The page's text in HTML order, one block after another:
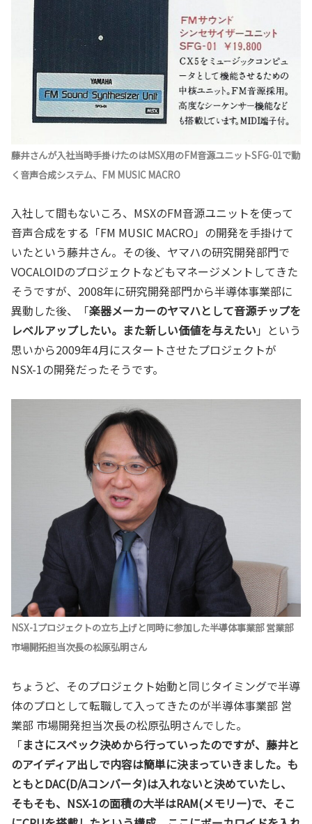
藤井さんが入社当時手掛けたのはMSX用のFM音源ユニットSFG-01で動
く音声合成システム、FM MUSIC MACRO
入社して間もないころ、MSXのFM音源ユニットを使って
音声合成をする「FM MUSIC MACRO」の開発を手掛けて
いたという藤井さん。その後、ヤマハの研究開発部門で
VOCALOIDのプロジェクトなどもマネージメントしてきた
そうですが、2008年に研究開発部門から半導体事業部に
異動した後、「楽器メーカーのヤマハとして音源チップを
レベルアップしたい。また新しい価値を与えたい 」という
思いから2009年4月にスタートさせたプロジェクトが
NSX-1の開発だったそうです。
NSX-1プロジェクトの立ち上げと同時に参加した半導体事業部 営業部
市場開拓担当次長の松原弘明さん
ちょうど、そのプロジェクト始動と同じタイミングで半導
体のプロとして転職して入ってきたのが半導体事業部 営
業部 市場開発担当次長の松原弘明さんでした。
「まさにスペック決めから行っていったのですが、藤井と
のアイディア出しで内容は簡単に決まっていきました。も
ともとDAC(D/Aコンバータ)は入れないと決めていたし、
そもそも、NSX-1の面積の大半はRAM(メモリー)で、そこ